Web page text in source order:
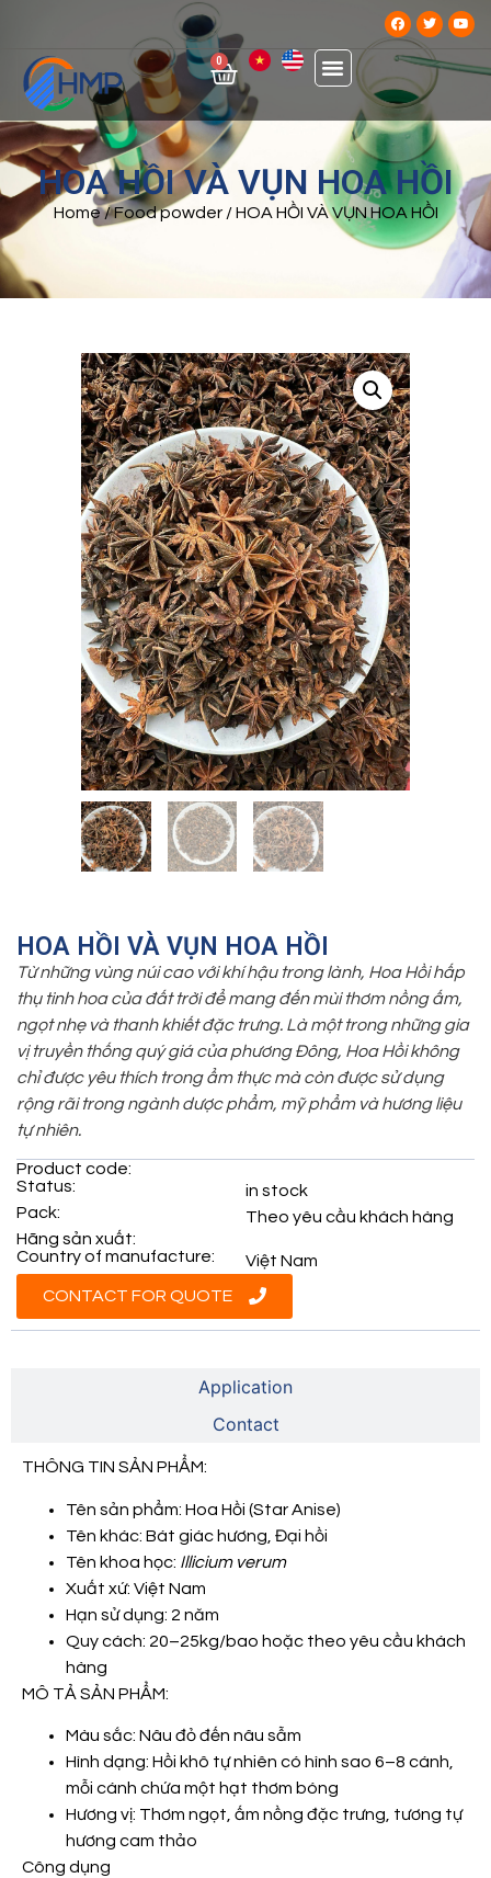
0
HOA HỒI VÀ VỤN HOA HỒI
Home/Food powder/ HOA HỒI VÀ VỤN HOA HỒI
HOA HỒI VÀ VỤN HOA HỒI
Từ những vùng núi cao với khí hậu trong lành, Hoa Hồi hấp
thụ tinh hoa của đất trời để mang đến mùi thơm nồng ấm,
ngọt nhẹ và thanh khiết đặc trưng. Là một trong những gia
vị truyền thống quý giá của phương Đông, Hoa Hồi không
chỉ được yêu thích trong ẩm thực mà còn được sử dụng
rộng rãi trong ngành dược phẩm, mỹ phẩm và hương liệu
tự nhiên.
Product code:
Status:
in stock
Pack:
Theo yêu cầu khách hàng
Hãng sản xuất:
Country of manufacture:
Việt Nam
CONTACT FOR QUOTE
Application
Contact
THÔNG TIN SẢN PHẨM:
Tên sản phẩm: Hoa Hồi (Star Anise)
Tên khác: Bát giác hương, Đại hồi
Tên khoa học: Illicium verum
Xuất xứ: Việt Nam
Hạn sử dụng: 2 năm
Quy cách: 20–25kg/bao hoặc theo yêu cầu khách
hàng
MÔ TẢ SẢN PHẨM:
Màu sắc: Nâu đỏ đến nâu sẫm
Hình dạng: Hồi khô tự nhiên có hình sao 6–8 cánh,
mỗi cánh chứa một hạt thơm bóng
Hương vị: Thơm ngọt, ấm nồng đặc trưng, tương tự
hương cam thảo
Công dụng